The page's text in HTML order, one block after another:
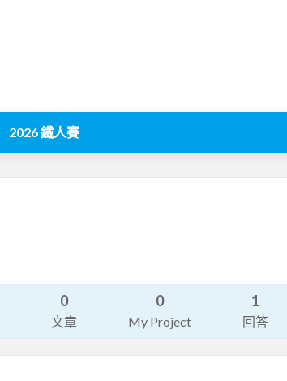
2026 鐵人賽
0
文章
0
My Project
1
回答